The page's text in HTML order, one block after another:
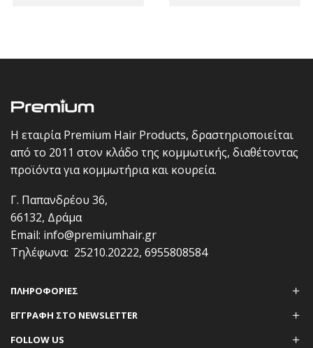
Η εταιρία Premium Hair Products, δραστηριοποιείται
από το 2011 στον κλάδο της κομμωτικής, διαθέτοντας
προϊόντα για κομμωτήρια και κουρεία.
Γ. Παπανδρέου 36,
66132, Δράμα
Email: info@premiumhair.gr
Τηλέφωνα: 25210.20222, 6955808584
ΠΛΗΡΟΦΟΡΊΕΣ
ΕΓΓΡΑΦΗ ΣΤΟ NEWSLETTER
FOLLOW US